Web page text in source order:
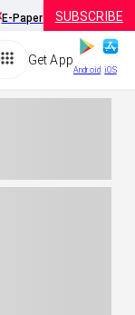
E-Paper SUBSCRIBE
Get App
Android iOS